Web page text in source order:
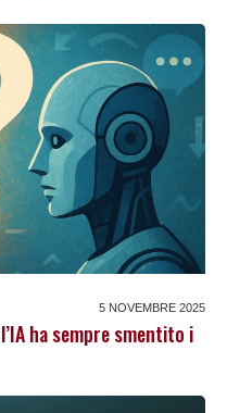
5 NOVEMBRE 2025
ha sempre smentito i